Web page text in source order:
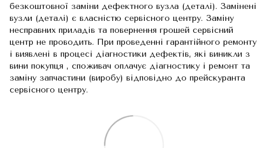
безкоштовної заміни дефектного вузла (деталі). Замінені
вузли (деталі) є власністю сервісного центру. Заміну
несправних приладів та повернення грошей сервісний
центр не проводить. При проведенні гарантійного ремонту
і виявлені в процесі діагностики дефектів, які виникли з
вини покупця , споживач оплачує діагностику і ремонт та
заміну запчастини (виробу) відповідно до прейскуранта
сервісного центру.